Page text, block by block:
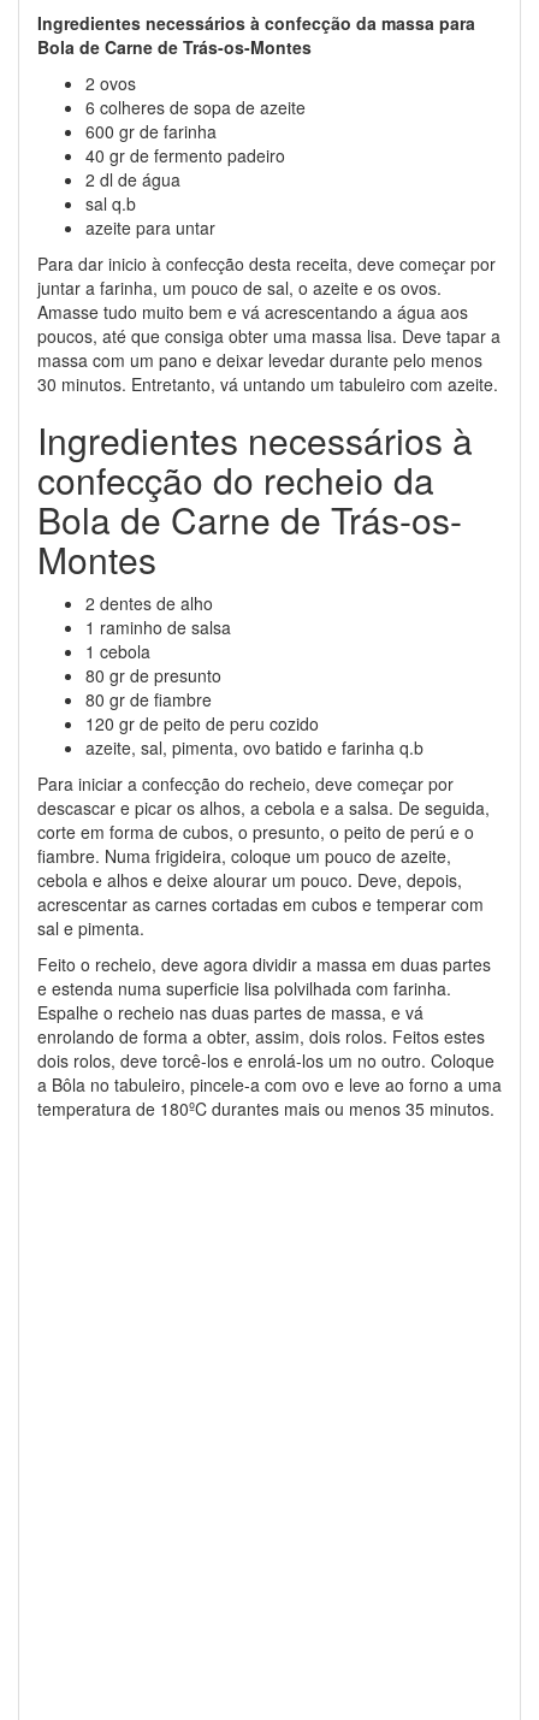
Ingredientes necessários à confecção da massa para
Bola de Carne de Trás-os-Montes
2 ovos
6 colheres de sopa de azeite
600 gr de farinha
40 gr de fermento padeiro
2 dl de água
sal q.b
azeite para untar
Para dar inicio à confecção desta receita, deve começar por
juntar a farinha, um pouco de sal, o azeite e os ovos.
Amasse tudo muito bem e vá acrescentando a água aos
poucos, até que consiga obter uma massa lisa. Deve tapar a
massa com um pano e deixar levedar durante pelo menos
30 minutos. Entretanto, vá untando um tabuleiro com azeite.
Ingredientes necessários à
confecção do recheio da
Bola de Carne de Trás-os-
Montes
2 dentes de alho
1 raminho de salsa
1 cebola
80 gr de presunto
80 gr de fiambre
120 gr de peito de peru cozido
azeite, sal, pimenta, ovo batido e farinha q.b
Para iniciar a confecção do recheio, deve começar por
descascar e picar os alhos, a cebola e a salsa. De seguida,
corte em forma de cubos, o presunto, o peito de perú e o
fiambre. Numa frigideira, coloque um pouco de azeite,
cebola e alhos e deixe alourar um pouco. Deve, depois,
acrescentar as carnes cortadas em cubos e temperar com
sal e pimenta.
Feito o recheio, deve agora dividir a massa em duas partes
e estenda numa superficie lisa polvilhada com farinha.
Espalhe o recheio nas duas partes de massa, e vá
enrolando de forma a obter, assim, dois rolos. Feitos estes
dois rolos, deve torcê-los e enrolá-los um no outro. Coloque
a Bôla no tabuleiro, pincele-a com ovo e leve ao forno a uma
temperatura de 180ºC durantes mais ou menos 35 minutos.